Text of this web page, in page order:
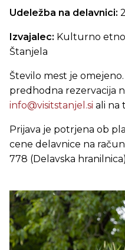
Udeležba na delavnici:
Izvajalec: Kulturno
Štanjela
Število mest je
predhodna rezervacija
info@visitstanjel.si ali na
Prijava je potrjena ob
cene delavnice na
778 (Delavska